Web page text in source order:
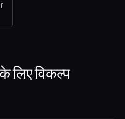
लिए विकल्प